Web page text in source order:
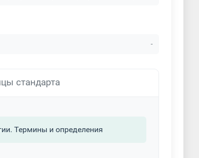
-
стандарта
Термины и определения